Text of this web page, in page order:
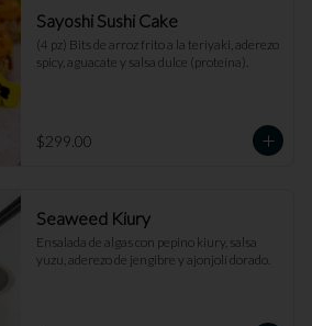
Sayoshi Sushi Cake
(4 pz) Bits de arroz frito a la teriyaki, aderezo
spicy, aguacate y salsa dulce (proteína).
$299.00
Seaweed Kiury
Ensalada de algas con pepino kiury, salsa
yuzu, aderezo de jengibre y ajonjolí dorado.